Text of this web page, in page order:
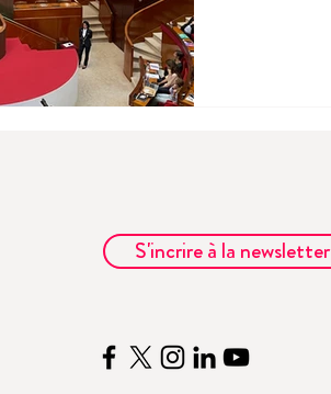
S'incrire à la newsletter